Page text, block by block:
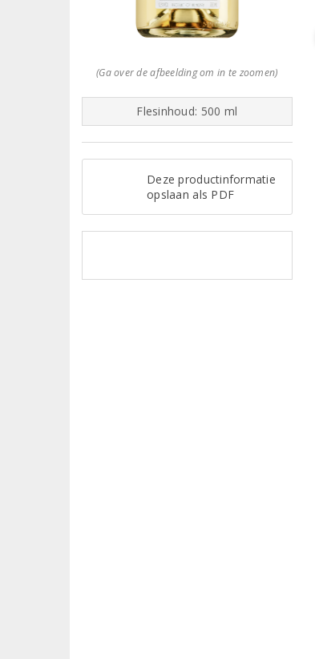
(Ga over de afbeelding om in te zoomen)
Flesinhoud: 500 ml
Deze productinformatie
opslaan als PDF